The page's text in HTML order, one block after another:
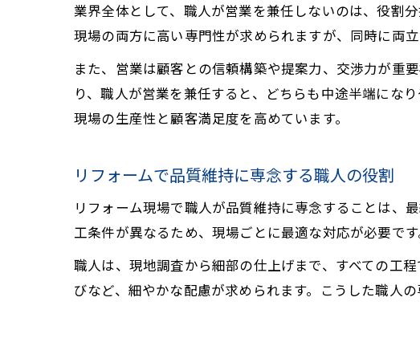
営
リ
営
業界全体として、職人が営業を兼任しないのは、役割
現場の両方に高い専門性が求められますが、同時に両立
また、営業は顧客との信頼構築や提案力、交渉力が重
り、職人が営業を兼任すると、どちらも中途半端にな
現場の生産性と顧客満足度を高めています。
リフォームで品質維持に専念する職人の役割
リフォーム現場で職人が品質維持に専念することは、
工条件が異なるため、現場ごとに最適な対応が必要です
職人は、現地調査から細部の仕上げまで、すべての工
びなど、細やかな配慮が求められます。こうした職人